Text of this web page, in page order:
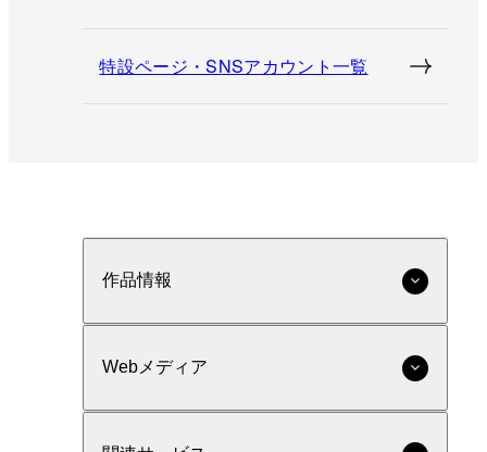
特設ページ・SNSアカウント一覧
作品情報
Webメディア